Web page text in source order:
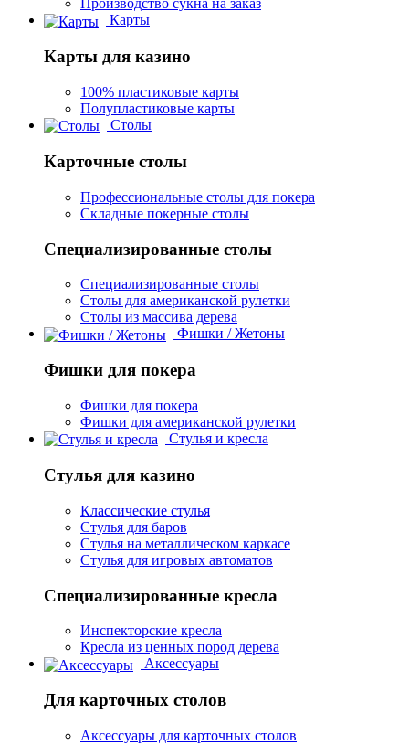
Производство сукна на заказ
Карты
Карты для казино
100% пластиковые карты
Полупластиковые карты
Столы
Карточные столы
Профессиональные столы для покера
Складные покерные столы
Специализированные столы
Специализированные столы
Столы для американской рулетки
Столы из массива дерева
Фишки / Жетоны
Фишки для покера
Фишки для покера
Фишки для американской рулетки
Стулья и кресла
Стулья для казино
Классические стулья
Стулья для баров
Стулья на металлическом каркасе
Стулья для игровых автоматов
Специализированные кресла
Инспекторские кресла
Кресла из ценных пород дерева
Аксессуары
Для карточных столов
Аксессуары для карточных столов